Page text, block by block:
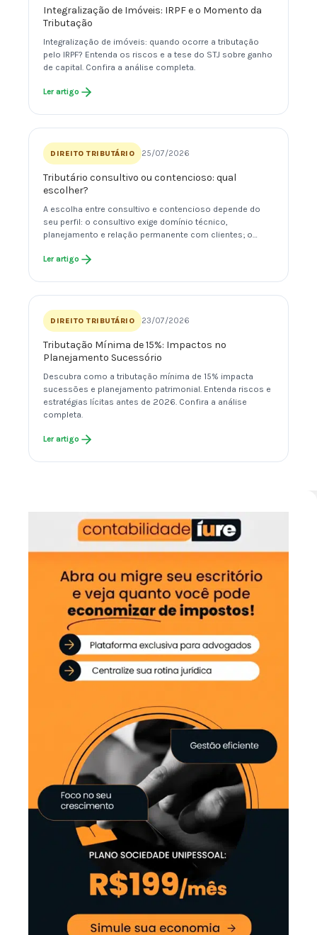
Integralização de Imóveis: IRPF e o Momento da
Tributação
Integralização de imóveis: quando ocorre a tributação
pelo IRPF? Entenda os riscos e a tese do STJ sobre ganho
de capital. Confira a análise completa.
Ler artigo
DIREITO TRIBUTÁRIO 25/07/2026
Tributário consultivo ou contencioso: qual
escolher?
A escolha entre consultivo e contencioso depende do
seu perfil: o consultivo exige domínio técnico,
planejamento e relação permanente com clientes; o…
Ler artigo
DIREITO TRIBUTÁRIO 23/07/2026
Tributação Mínima de 15%: Impactos no
Planejamento Sucessório
Descubra como a tributação mínima de 15% impacta
sucessões e planejamento patrimonial. Entenda riscos e
estratégias lícitas antes de 2026. Confira a análise
completa.
Ler artigo